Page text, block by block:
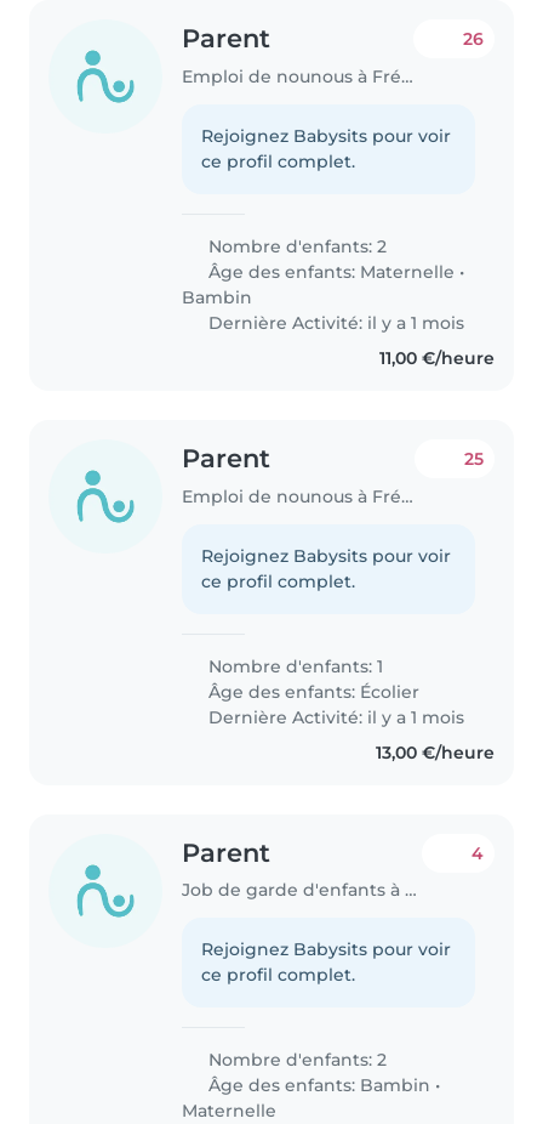
Parent
Emploi de nounous à Fréjus
26
Rejoignez Babysits pour voir
ce profil complet.
Nombre d'enfants: 2
Âge des enfants: Maternelle •
Bambin
Dernière Activité: il y a 1 mois
11,00 €/heure
Parent
Emploi de nounous à Fréjus
25
Rejoignez Babysits pour voir
ce profil complet.
Nombre d'enfants: 1
Âge des enfants: Écolier
Dernière Activité: il y a 1 mois
13,00 €/heure
Parent
Job de garde d'enfants à Fréjus
4
Rejoignez Babysits pour voir
ce profil complet.
Nombre d'enfants: 2
Âge des enfants: Bambin •
Maternelle